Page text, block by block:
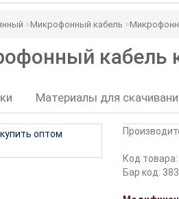
Микрофонный кабель
кабель
Материалы для
Код товара:
Бар код: